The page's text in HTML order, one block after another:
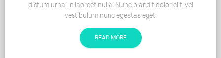
dictum urna, in laoreet nulla. Nunc blandit dolor elit, vel
vestibulum nunc egestas eget.
READ MORE